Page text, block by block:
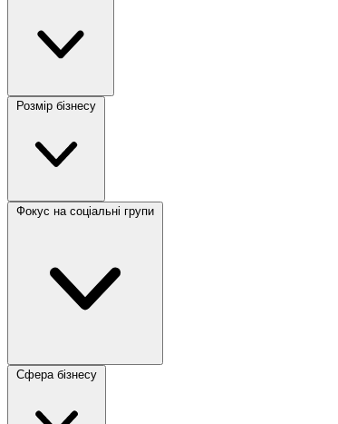
Розмір бізнесу
Фокус на соціальні групи
Сфера бізнесу